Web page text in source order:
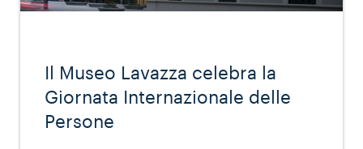
Il Museo Lavazza celebra la
Giornata Internazionale delle
Persone